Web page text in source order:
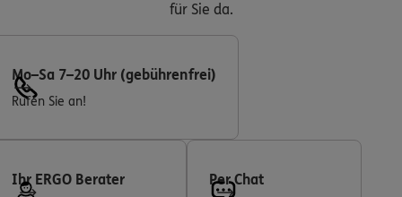
für Sie da.
Mo–Sa 7–20 Uhr (gebührenfrei)
Rufen Sie an!
Ihr ERGO Berater Per Chat